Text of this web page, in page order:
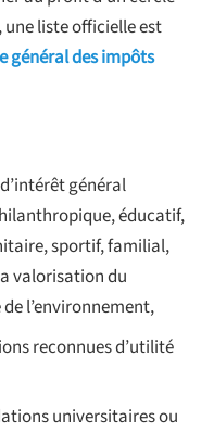
liste officielle est
général des impôts
général
éducatif,
sportif, familial,
valorisation du
l’environnement,
reconnues d’utilité
universitaires ou